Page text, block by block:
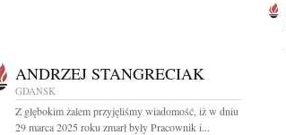
ANDRZEJ STANGRECIAK
GDAŃSK
Z głębokim żalem przyjęliśmy wiadomość, iż w dniu
29 marca 2025 roku zmarł były Pracownik i...